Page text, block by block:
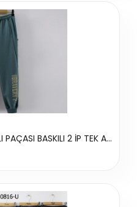
5033 ERKEK YANLARI PARÇALI PAÇASI BASKILI 2 İP TEK ALT